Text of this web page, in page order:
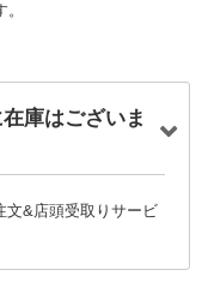
庫はございま
文&店頭受取りサービ